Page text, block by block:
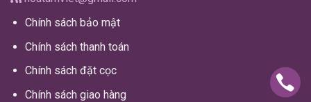
Chính sách bảo mật
Chính sách thanh toán
Chính sách đặt cọc
Chính sách giao hàng